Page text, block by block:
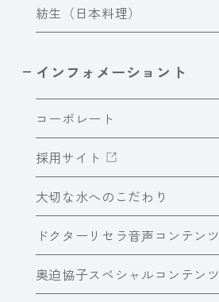
紡生（日本料理）
インフォメーショント
コーポレート
採用サイト
大切な水へのこだわり
ドクターリセラ音声コンテンツ
奥迫協子スペシャルコンテンツ